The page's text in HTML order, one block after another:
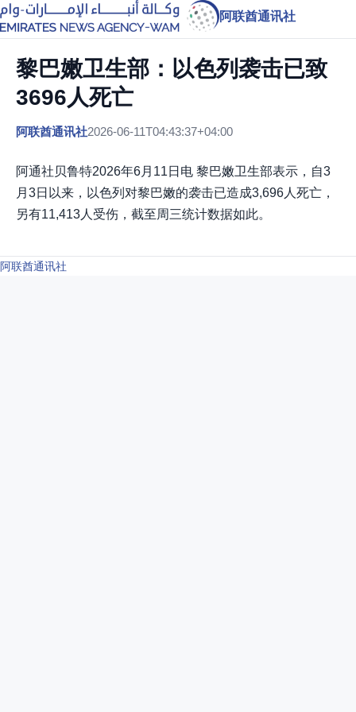
阿联酋通讯社
黎巴嫩卫生部：以色列袭击已致
3696人死亡
阿联酋通讯社2026-06-11T04:43:37+04:00
阿通社贝鲁特2026年6月11日电 黎巴嫩卫生部表示，自3
月3日以来，以色列对黎巴嫩的袭击已造成3,696人死亡，
另有11,413人受伤，截至周三统计数据如此。
阿联酋通讯社